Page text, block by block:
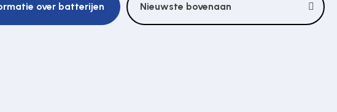
over batterijen Nieuwste bovenaan